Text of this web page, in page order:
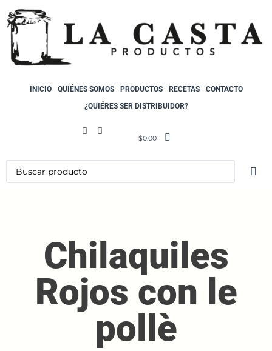
INICIO QUIÉNES SOMOS PRODUCTOS RECETAS
CONTACTO
¿QUIÉRES SER DISTRIBUIDOR?
$0.00
Chilaquiles
Rojos con le
pollè